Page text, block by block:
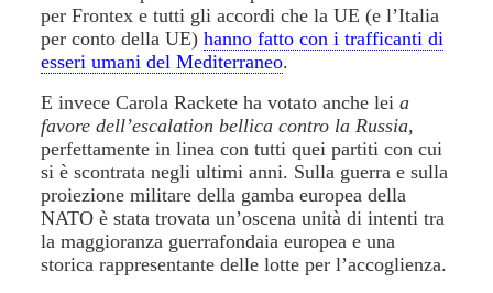
per Frontex e tutti gli accordi che la UE (e l’Italia
per conto della UE)hanno fatto con i trafficanti di
esseri umani del Mediterraneo.
E invece Carola Rackete ha votato anche leia
favore dell’escalation bellica contro la Russia,
perfettamente in linea con tutti quei partiti con cui
si è scontrata negli ultimi anni. Sulla guerra e sulla
proiezione militare della gamba europea della
NATO è stata trovataun’oscena unità di intenti tra
la maggioranza guerrafondaia europea e una
storica rappresentante delle lotte per l’accoglienza.